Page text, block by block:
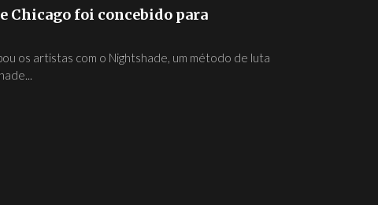
Chicago foi concebido para
os artistas com o Nightshade, um método de luta